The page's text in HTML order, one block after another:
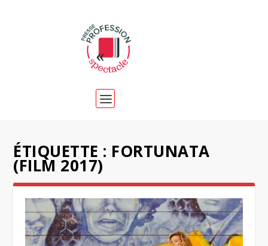
ÉTIQUETTE : FORTUNATA
(FILM 2017)